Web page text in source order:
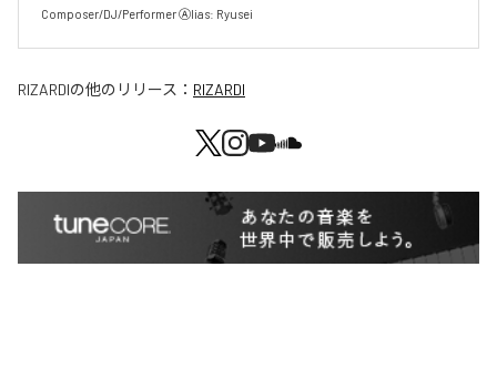
Composer/DJ/Performer Ⓐlias: Ryusei
RIZARDIの他のリリース： RIZARDI